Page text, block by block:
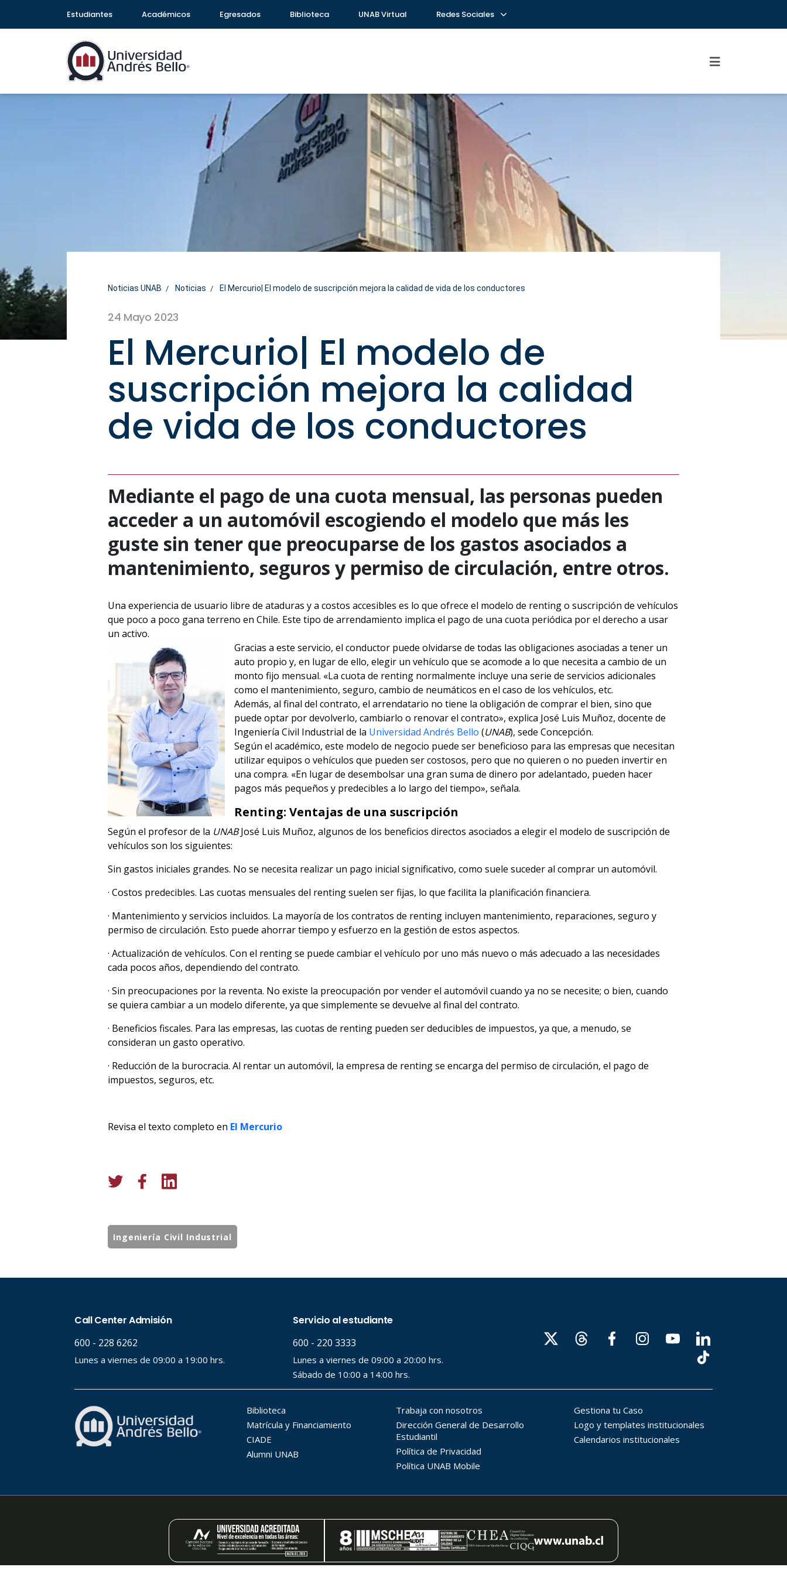
Estudiantes Académicos Egresados Biblioteca UNAB Virtual Redes Sociales
Noticias UNAB Noticias El Mercurio| El modelo de suscripción mejora la calidad de vida de los conductores
24 Mayo 2023
El Mercurio| El modelo de
suscripción mejora la calidad
de vida de los conductores
Mediante el pago de una cuota mensual, las personas pueden
acceder a un automóvil escogiendo el modelo que más les
guste sin tener que preocuparse de los gastos asociados a
mantenimiento, seguros y permiso de circulación, entre otros.
Una experiencia de usuario libre de ataduras y a costos accesibles es lo que ofrece el modelo de renting o suscripción de vehículos
que poco a poco gana terreno en Chile. Este tipo de arrendamiento implica el pago de una cuota periódica por el derecho a usar
un activo.
Gracias a este servicio, el conductor puede olvidarse de todas las obligaciones asociadas a tener un
auto propio y, en lugar de ello, elegir un vehículo que se acomode a lo que necesita a cambio de un
monto fijo mensual. «La cuota de renting normalmente incluye una serie de servicios adicionales
como el mantenimiento, seguro, cambio de neumáticos en el caso de los vehículos, etc.
Además, al final del contrato, el arrendatario no tiene la obligación de comprar el bien, sino que
puede optar por devolverlo, cambiarlo o renovar el contrato», explica José Luis Muñoz, docente de
Ingeniería Civil Industrial de la Universidad Andrés Bello (UNAB), sede Concepción.
Según el académico, este modelo de negocio puede ser beneficioso para las empresas que necesitan
utilizar equipos o vehículos que pueden ser costosos, pero que no quieren o no pueden invertir en
una compra. «En lugar de desembolsar una gran suma de dinero por adelantado, pueden hacer
pagos más pequeños y predecibles a lo largo del tiempo», señala.
Renting: Ventajas de una suscripción
Según el profesor de la UNABJosé Luis Muñoz, algunos de los beneficios directos asociados a elegir el modelo de suscripción de
vehículos son los siguientes:
Sin gastos iniciales grandes. No se necesita realizar un pago inicial significativo, como suele suceder al comprar un automóvil.
· Costos predecibles. Las cuotas mensuales del renting suelen ser fijas, lo que facilita la planificación financiera.
· Mantenimiento y servicios incluidos. La mayoría de los contratos de renting incluyen mantenimiento, reparaciones, seguro y
permiso de circulación. Esto puede ahorrar tiempo y esfuerzo en la gestión de estos aspectos.
· Actualización de vehículos. Con el renting se puede cambiar el vehículo por uno más nuevo o más adecuado a las necesidades
cada pocos años, dependiendo del contrato.
· Sin preocupaciones por la reventa. No existe la preocupación por vender el automóvil cuando ya no se necesite; o bien, cuando
se quiera cambiar a un modelo diferente, ya que simplemente se devuelve al final del contrato.
· Beneficios fiscales. Para las empresas, las cuotas de renting pueden ser deducibles de impuestos, ya que, a menudo, se
consideran un gasto operativo.
· Reducción de la burocracia. Al rentar un automóvil, la empresa de renting se encarga del permiso de circulación, el pago de
impuestos, seguros, etc.
Revisa el texto completo en El Mercurio
Ingeniería Civil Industrial